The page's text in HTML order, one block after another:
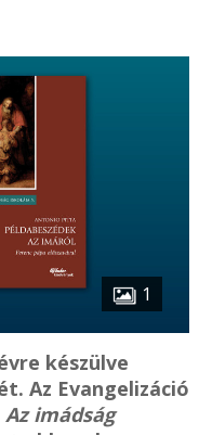
1
készülve
Az Evangelizáció
Az imádság